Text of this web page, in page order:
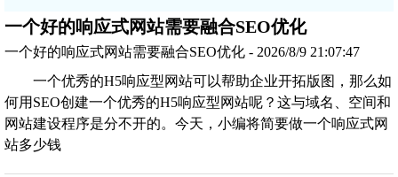
一个好的响应式网站需要融合SEO优化
一个好的响应式网站需要融合SEO优化 - 2026/8/9 21:07:47
一个优秀的H5响应型网站可以帮助企业开拓版图，那么如
何用SEO创建一个优秀的H5响应型网站呢？这与域名、空间和
网站建设程序是分不开的。今天，小编将简要做一个响应式网
站多少钱